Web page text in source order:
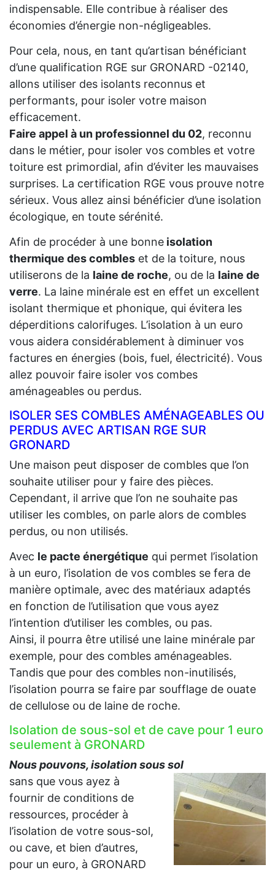
indispensable. Elle contribue à réaliser des
économies d’énergie non-négligeables.
Pour cela, nous, en tant qu’artisan bénéficiant
d’une qualification RGE sur GRONARD -02140,
allons utiliser des isolants reconnus et
performants, pour isoler votre maison
efficacement.
Faire appel à un professionnel du 02, reconnu
dans le métier, pour isoler vos combles et votre
toiture est primordial, afin d’éviter les mauvaises
surprises. La certification RGE vous prouve notre
sérieux. Vous allez ainsi bénéficier d’une isolation
écologique, en toute sérénité.
Afin de procéder à une bonne isolation
thermique des combles et de la toiture, nous
utiliserons de la laine de roche, ou de la laine de
verre. La laine minérale est en effet un excellent
isolant thermique et phonique, qui évitera les
déperditions calorifuges. L’isolation à un euro
vous aidera considérablement à diminuer vos
factures en énergies (bois, fuel, électricité). Vous
allez pouvoir faire isoler vos combes
aménageables ou perdus.
ISOLER SES COMBLES AMÉNAGEABLES OU
PERDUS AVEC ARTISAN RGE SUR
GRONARD
Une maison peut disposer de combles que l’on
souhaite utiliser pour y faire des pièces.
Cependant, il arrive que l’on ne souhaite pas
utiliser les combles, on parle alors de combles
perdus, ou non utilisés.
Avec le pacte énergétique qui permet l’isolation
à un euro, l’isolation de vos combles se fera de
manière optimale, avec des matériaux adaptés
en fonction de l’utilisation que vous ayez
l’intention d’utiliser les combles, ou pas.
Ainsi, il pourra être utilisé une laine minérale par
exemple, pour des combles aménageables.
Tandis que pour des combles non-inutilisés,
l’isolation pourra se faire par soufflage de ouate
de cellulose ou de laine de roche.
Isolation de sous-sol et de cave pour 1 euro
seulement à GRONARD
Nous pouvons, isolation sous sol
sans que vous ayez à
fournir de conditions de
ressources, procéder à
l’isolation de votre sous-sol,
ou cave, et bien d’autres,
pour un euro, à GRONARD